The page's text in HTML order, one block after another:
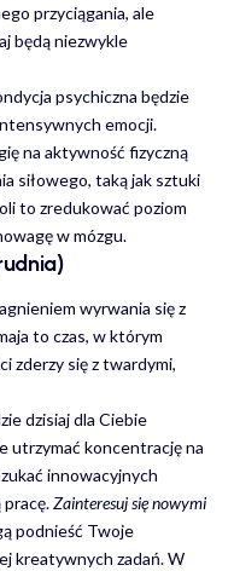
przyciągania, ale
będą niezwykle
psychiczna będzie
emocji.
na aktywność fizyczną
siłowego, taką jak sztuki
to zredukować poziom
w mózgu.
wyrwania się z
to czas, w którym
zderzy się z twardymi,
dzisiaj dla Ciebie
utrzymać koncentrację na
innowacyjnych
Zainteresuj się nowymi
podnieść Twoje
kreatywnych zadań. W